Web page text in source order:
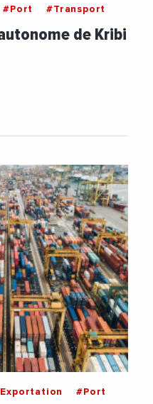
#Port #Transport
de Kribi
#Port